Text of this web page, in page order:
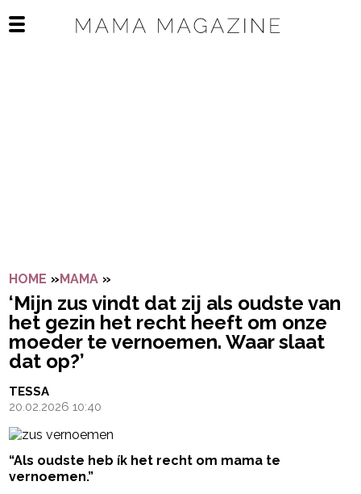
Open het mobiele menu
HOME »MAMA »
‘Mijn zus vindt dat zij als oudste van
het gezin het recht heeft om onze
moeder te vernoemen. Waar slaat
dat op?’
TESSA
20.02.2026 10:40
“Als oudste heb ík het recht om mama te
vernoemen.”